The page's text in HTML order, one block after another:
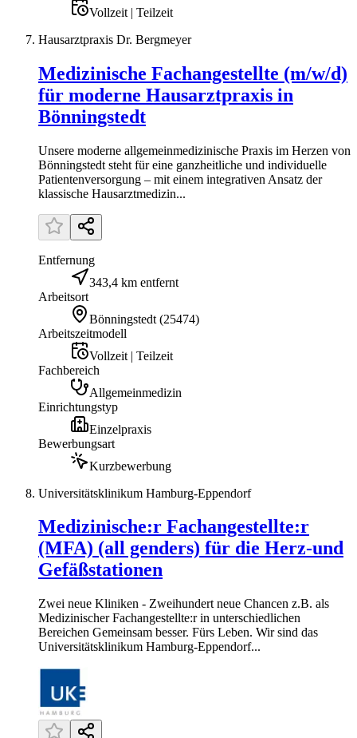
Vollzeit | Teilzeit
Hausarztpraxis Dr. Bergmeyer
Medizinische Fachangestellte (m/w/d)
für moderne Hausarztpraxis in
Bönningstedt
Unsere moderne allgemeinmedizinische Praxis im Herzen von
Bönningstedt steht für eine ganzheitliche und individuelle
Patientenversorgung – mit einem integrativen Ansatz der
klassische Hausarztmedizin...
Entfernung
343,4 km entfernt
Arbeitsort
Bönningstedt (25474)
Arbeitszeitmodell
Vollzeit | Teilzeit
Fachbereich
Allgemeinmedizin
Einrichtungstyp
Einzelpraxis
Bewerbungsart
Kurzbewerbung
Universitätsklinikum Hamburg-Eppendorf
Medizinische:r Fachangestellte:r
(MFA) (all genders) für die Herz-und
Gefäßstationen
Zwei neue Kliniken - Zweihundert neue Chancen z.B. als
Medizinischer Fachangestellte:r in unterschiedlichen
Bereichen Gemeinsam besser. Fürs Leben. Wir sind das
Universitätsklinikum Hamburg-Eppendorf...